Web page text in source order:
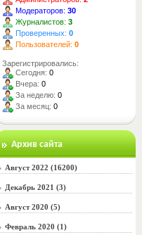
Модераторов: 30
Журналистов: 3
Проверенных: 0
Пользователей: 0
Зарегистрировались:
Сегодня: 0
Вчера: 0
За неделю: 0
За месяц: 0
Архив сайта
Август 2022 (16200)
Декабрь 2021 (3)
Август 2020 (5)
Февраль 2020 (1)